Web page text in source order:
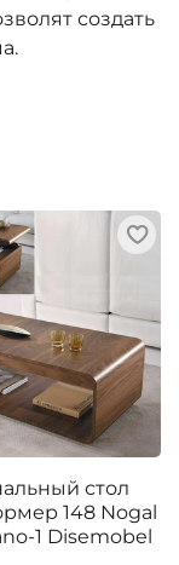
создать
стол
148 Nogal
1 Disemobel